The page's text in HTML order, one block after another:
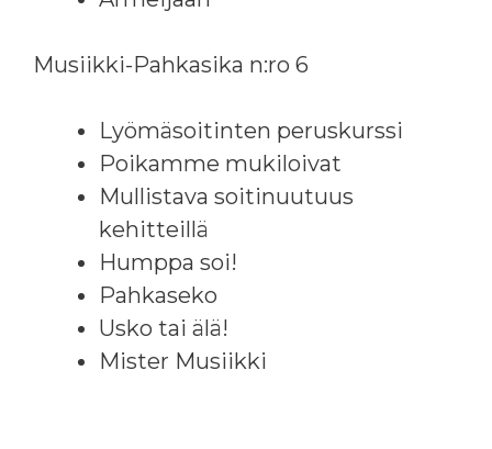
Musiikki-Pahkasika n:ro 6
Lyömäsoitinten peruskurssi
Poikamme mukiloivat
Mullistava soitinuutuus
kehitteillä
Humppa soi!
Pahkaseko
Usko tai älä!
Mister Musiikki